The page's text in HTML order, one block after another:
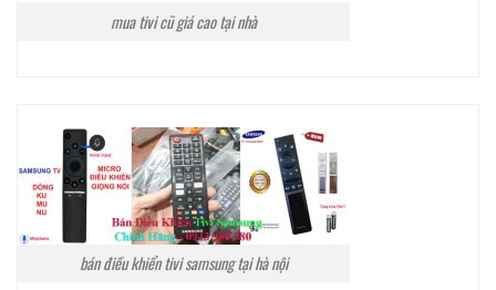
mua tivi cũ giá cao tại nhà
bán điều khiển tivi samsung tại hà nội